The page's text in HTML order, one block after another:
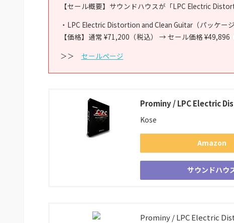
【セール概要】サウンドハウスが「LPC Electric
・LPC Electric Distortion and Clean Guitar（パッケージ
【価格】通常 ¥71,200（税込） → セール価格
＞＞ セールページ
Prominy / LPC Electric
Kose
Amazon
サウンドハウ
Prominy / LPC Electric